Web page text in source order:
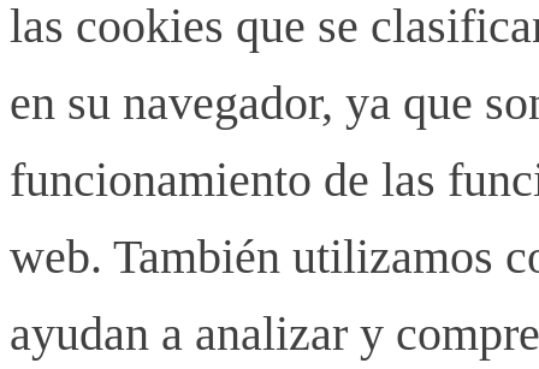
las cookies que se
en su navegador, ya que
funcionamiento de las
web. También utilizamos
ayudan a analizar y